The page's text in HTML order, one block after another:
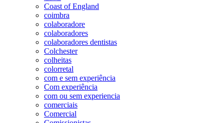
Coast of England
coimbra
colaboradore
colaboradores
colaboradores dentistas
Colchester
colheitas
colorretal
com e sem experiência
Com experiência
com ou sem experiencia
comerciais
Comercial